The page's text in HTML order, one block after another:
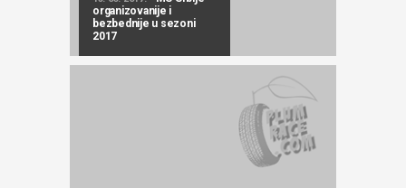
organizovanije i
bezbednije u sezoni
2017